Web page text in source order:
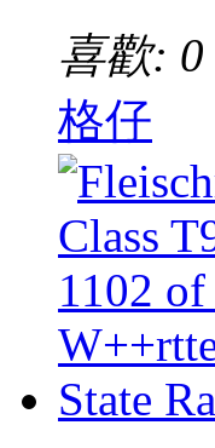
喜歡:
格仔